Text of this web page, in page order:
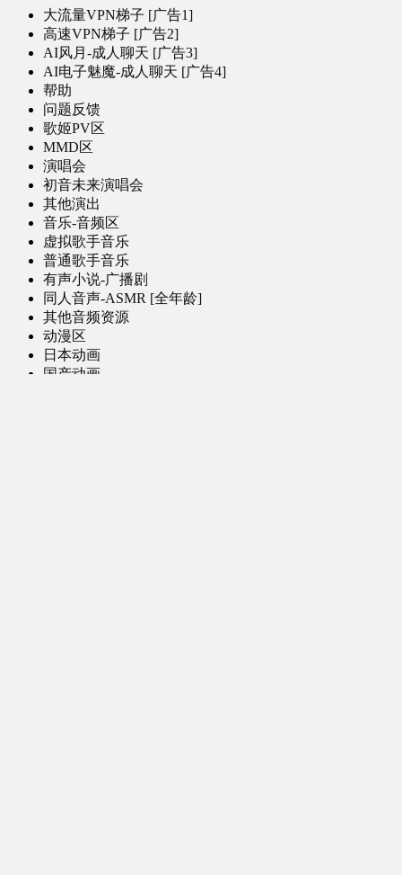
大流量VPN梯子 [广告1]
高速VPN梯子 [广告2]
AI风月-成人聊天 [广告3]
AI电子魅魔-成人聊天 [广告4]
帮助
问题反馈
歌姬PV区
MMD区
演唱会
初音未来演唱会
其他演出
音乐-音频区
虚拟歌手音乐
普通歌手音乐
有声小说-广播剧
同人音声-ASMR [全年龄]
其他音频资源
动漫区
日本动画
国产动画